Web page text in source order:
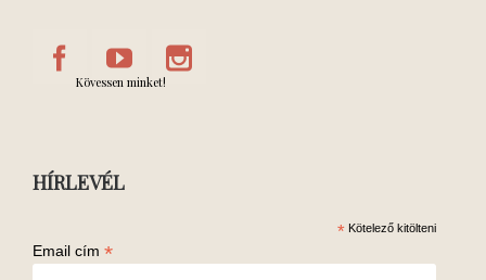
Kövessen minket!
HÍRLEVÉL
* Kötelező kitölteni
Email cím *